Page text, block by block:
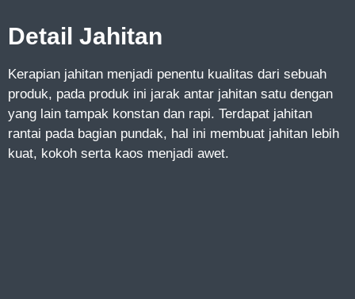
Detail Jahitan
Kerapian jahitan menjadi penentu kualitas dari sebuah
produk, pada produk ini jarak antar jahitan satu dengan
yang lain tampak konstan dan rapi. Terdapat jahitan
rantai pada bagian pundak, hal ini membuat jahitan lebih
kuat, kokoh serta kaos menjadi awet.